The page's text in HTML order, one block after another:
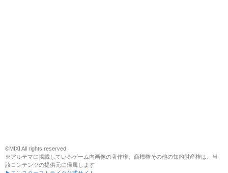
©MIXI All rights reserved.
※アルテマに掲載しているゲーム内画像の著作権、商標権その他の知的財産権は、当
該コンテンツの提供元に帰属します